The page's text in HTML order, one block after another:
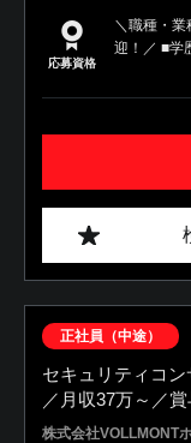
応募資格
＼職種・業
迎！／ ■学
正社員（中途）
セキュリティコ
／月収37万～／
株式会社VOLLMONT